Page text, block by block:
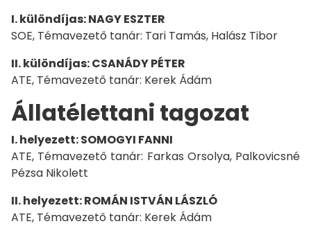
I. különdíjas: NAGY ESZTER
SOE, Témavezető tanár: Tari Tamás, Halász Tibor
II. különdíjas: CSANÁDY PÉTER
ATE, Témavezető tanár: Kerek Ádám
Állatélettani tagozat
I. helyezett: SOMOGYI FANNI
ATE, Témavezető tanár: Farkas Orsolya, Palkovicsné
Pézsa Nikolett
II. helyezett: ROMÁN ISTVÁN LÁSZLÓ
ATE, Témavezető tanár: Kerek Ádám